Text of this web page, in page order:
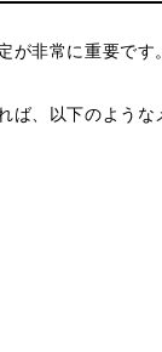
が非常に重要です
ば、以下のよう